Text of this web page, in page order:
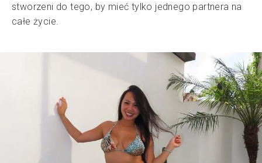
stworzeni do tego, by mieć tylko jednego partnera na
całe życie.